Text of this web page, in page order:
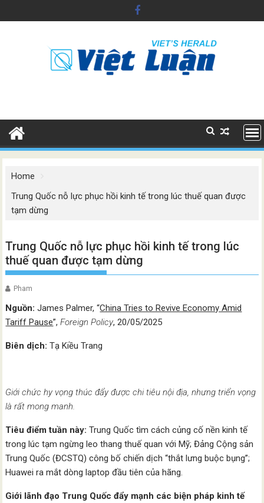
to
Home
Trung Quốc nỗ lực phục hồi kinh tế trong lúc thuế quan được
tạm dừng
Trung Quốc nỗ lực phục hồi kinh tế trong lúc
thuế quan được tạm dừng
Pham
Nguồn: James Palmer, “China Tries to Revive Economy Amid
Tariff Pause”,Foreign Policy, 20/05/2025
Biên dịch:Tạ Kiều Trang
Giới chức hy vọng thúc đẩy được chi tiêu nội địa, nhưng triển vọng
là rất mong manh.
Tiêu điểm tuần này: Trung Quốc tìm cách củng cố nền kinh tế
trong lúc tạm ngừng leo thang thuế quan với Mỹ; Đảng Cộng sản
Trung Quốc (ĐCSTQ) công bố chiến dịch “thắt lưng buộc bụng”;
Huawei ra mắt dòng laptop đầu tiên của hãng.
Giới lãnh đạo Trung Quốc đẩy mạnh các biện pháp kinh tế